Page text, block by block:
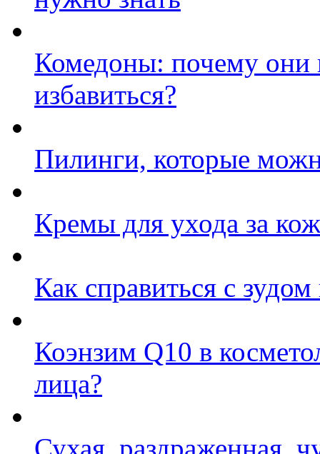
Комедоны: почему они
избавиться?
Пилинги, которые
Кремы для ухода за
Как справиться с
Коэнзим Q10 в
лица?